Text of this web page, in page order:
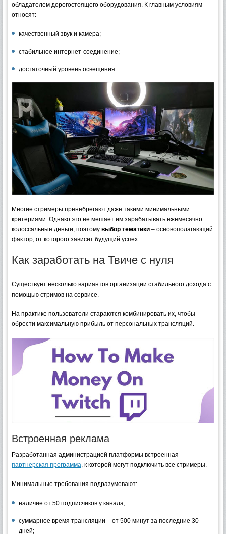
обладателем дорогостоящего оборудования. К главным условиям
относят:
качественный звук и камера;
стабильное интернет-соединение;
достаточный уровень освещения.
Многие стримеры пренебрегают даже такими минимальными
критериями. Однако это не мешает им зарабатывать ежемесячно
колоссальные деньги, поэтому выбор тематики – основополагающий
фактор, от которого зависит будущий успех.
Как заработать на Твиче с нуля
Существует несколько вариантов организации стабильного дохода с
помощью стримов на сервисе.
На практике пользователи стараются комбинировать их, чтобы
обрести максимальную прибыль от персональных трансляций.
Встроенная реклама
Разработанная администрацией платформы встроенная
партнерская программа, к которой могут подключить все стримеры.
Минимальные требования подразумевают:
наличие от 50 подписчиков у канала;
суммарное время трансляции – от 500 минут за последние 30
дней;